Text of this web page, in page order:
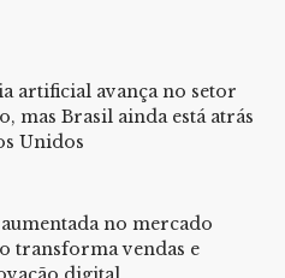
artificial avança no setor
mas Brasil ainda está atrás
Unidos
no mercado
transforma vendas e